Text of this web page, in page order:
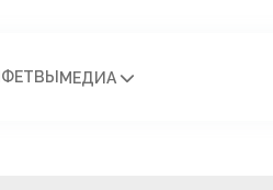
ФЕТВЫ МЕДИА